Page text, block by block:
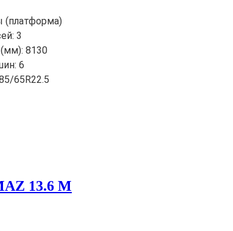
(платформа)
3
(мм): 8130
6
65R22.5
13.6 М